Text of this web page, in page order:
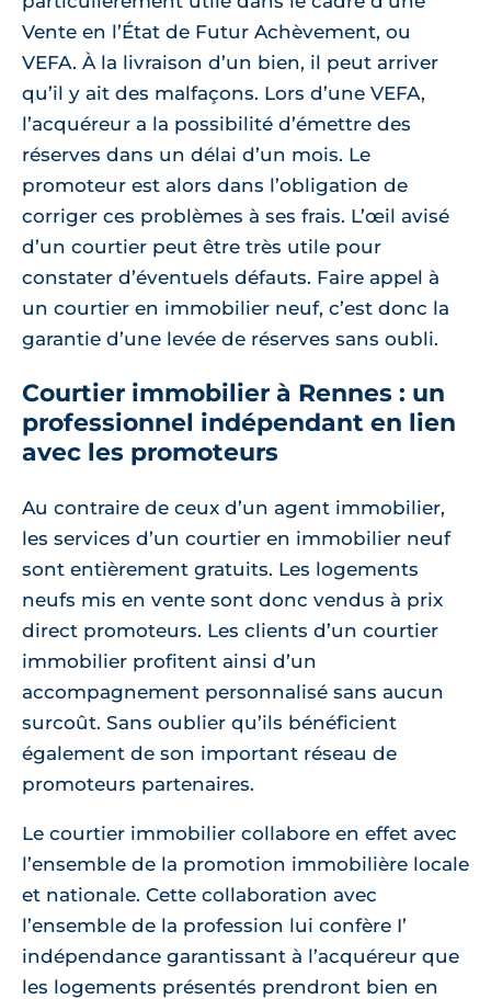
Vente en l’État de Futur Achèvement, ou
VEFA. À la livraison d’un bien, il peut arriver
qu’il y ait des malfaçons. Lors d’une VEFA,
l’acquéreur a la possibilité d’émettre des
réserves dans un délai d’un mois. Le
promoteur est alors dans l’obligation de
corriger ces problèmes à ses frais. L’œil avisé
d’un courtier peut être très utile pour
constater d’éventuels défauts. Faire appel à
un courtier en immobilier neuf, c’est donc la
garantie d’une levée de réserves sans oubli.
Courtier immobilier à Rennes : un
professionnel indépendant en lien
avec les promoteurs
Au contraire de ceux d’un agent immobilier,
les services d’un courtier en immobilier neuf
sont entièrement gratuits. Les logements
neufs mis en vente sont donc vendus à prix
direct promoteurs. Les clients d’un courtier
immobilier profitent ainsi d’un
accompagnement personnalisé sans aucun
surcoût. Sans oublier qu’ils bénéficient
également de son important réseau de
promoteurs partenaires.
Le courtier immobilier collabore en effet avec
l’ensemble de la promotion immobilière locale
et nationale. Cette collaboration avec
l’ensemble de la profession lui confère I’
indépendance garantissant à l’acquéreur que
les logements présentés prendront bien en